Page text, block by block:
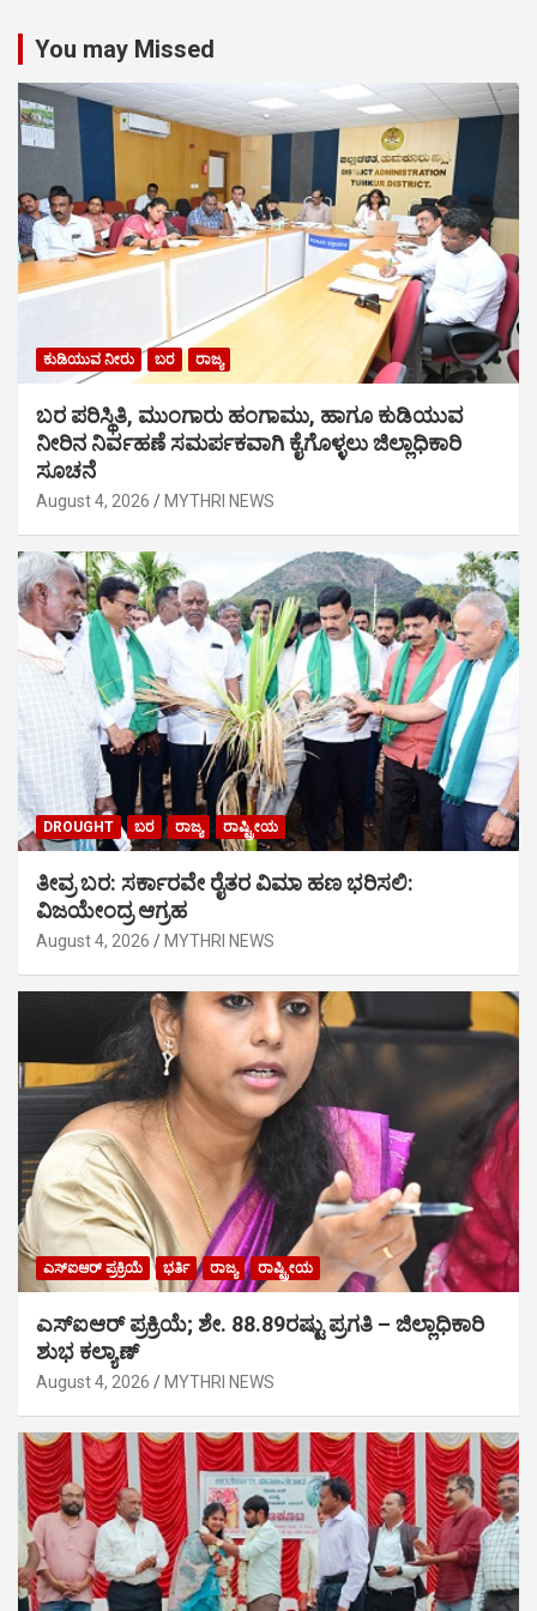
You may Missed
ಕುಡಿಯುವ ನೀರು ಬರ ರಾಜ್ಯ
ಬರ ಪರಿಸ್ಥಿತಿ, ಮುಂಗಾರು ಹಂಗಾಮು, ಹಾಗೂ ಕುಡಿಯುವ
ನೀರಿನ ನಿರ್ವಹಣೆ ಸಮರ್ಪಕವಾಗಿ ಕೈಗೊಳ್ಳಲು ಜಿಲ್ಲಾಧಿಕಾರಿ
ಸೂಚನೆ
August 4, 2026 MYTHRI NEWS
DROUGHT ಬರ ರಾಜ್ಯ ರಾಷ್ಟ್ರೀಯ
ತೀವ್ರ ಬರ: ಸರ್ಕಾರವೇ ರೈತರ ವಿಮಾ ಹಣ ಭರಿಸಲಿ:
ವಿಜಯೇಂದ್ರ ಆಗ್ರಹ
August 4, 2026 MYTHRI NEWS
ಎಸ್‍ಐಆರ್ ಪ್ರಕ್ರಿಯೆ ಭರ್ತಿ ರಾಜ್ಯ ರಾಷ್ಟ್ರೀಯ
ಎಸ್‍ಐಆರ್ ಪ್ರಕ್ರಿಯೆ; ಶೇ. 88.89ರಷ್ಟು ಪ್ರಗತಿ – ಜಿಲ್ಲಾಧಿಕಾರಿ
ಶುಭ ಕಲ್ಯಾಣ್
August 4, 2026 MYTHRI NEWS